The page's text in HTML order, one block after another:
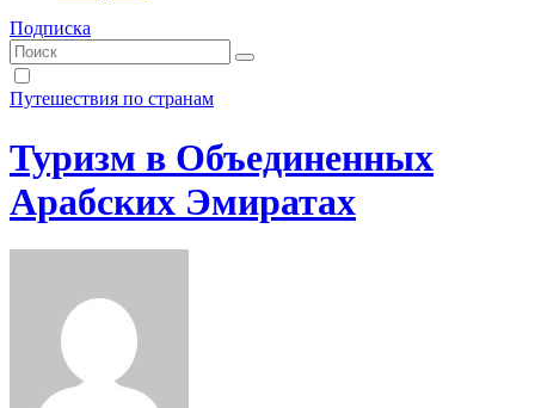
Подписка
Путешествия по странам
Туризм в Объединенных
Арабских Эмиратах